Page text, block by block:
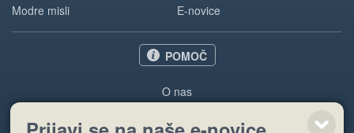
Modre misli
E-novice
POMOČ
O nas
Pogoji uporabe